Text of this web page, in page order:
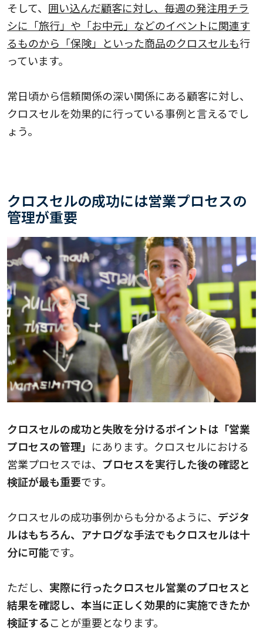
そして、 囲い込んだ顧客に対し、毎週の発注用チラ
シに「旅行」や「お中元」などのイベントに関連す
るものから「保険」といった商品のクロスセルも行
っています。
常日頃から信頼関係の深い関係にある顧客に対し、
クロスセルを効果的に行っている事例と言えるでし
ょう。
クロスセルの成功には営業プロセスの
管理が重要
クロスセルの成功と失敗を分けるポイントは「営業
プロセスの管理」 にあります。クロスセルにおける
営業プロセスでは、 プロセスを実行した後の確認と
検証が最も重要です。
クロスセルの成功事例からも分かるように、 デジタ
ルはもちろん、アナログな手法でもクロスセルは十
分に可能です。
ただし、 実際に行ったクロスセル営業のプロセスと
結果を確認し、本当に正しく効果的に実施できたか
検証することが重要となります。